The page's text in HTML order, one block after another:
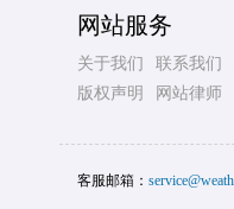
网站服务
关于我们 联系我们
版权声明
网站律师
客服邮箱：